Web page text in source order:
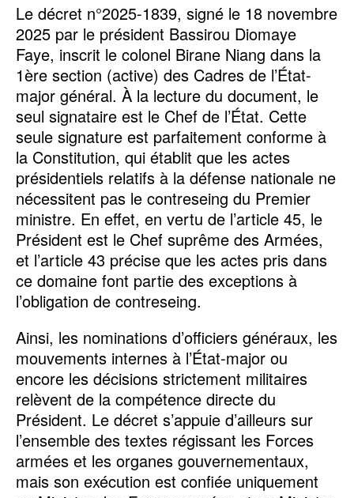
Le décret n°2025-1839, signé le 18 novembre
2025 par le président Bassirou Diomaye
Faye, inscrit le colonel Birane Niang dans la
1ère section (active) des Cadres de l’État-
major général. À la lecture du document, le
seul signataire est le Chef de l’État. Cette
seule signature est parfaitement conforme à
la Constitution, qui établit que les actes
présidentiels relatifs à la défense nationale ne
nécessitent pas le contreseing du Premier
ministre. En effet, en vertu de l’article 45, le
Président est le Chef suprême des Armées,
et l’article 43 précise que les actes pris dans
ce domaine font partie des exceptions à
l’obligation de contreseing.
Ainsi, les nominations d’officiers généraux, les
mouvements internes à l’État-major ou
encore les décisions strictement militaires
relèvent de la compétence directe du
Président. Le décret s’appuie d’ailleurs sur
l’ensemble des textes régissant les Forces
armées et les organes gouvernementaux,
mais son exécution est confiée uniquement